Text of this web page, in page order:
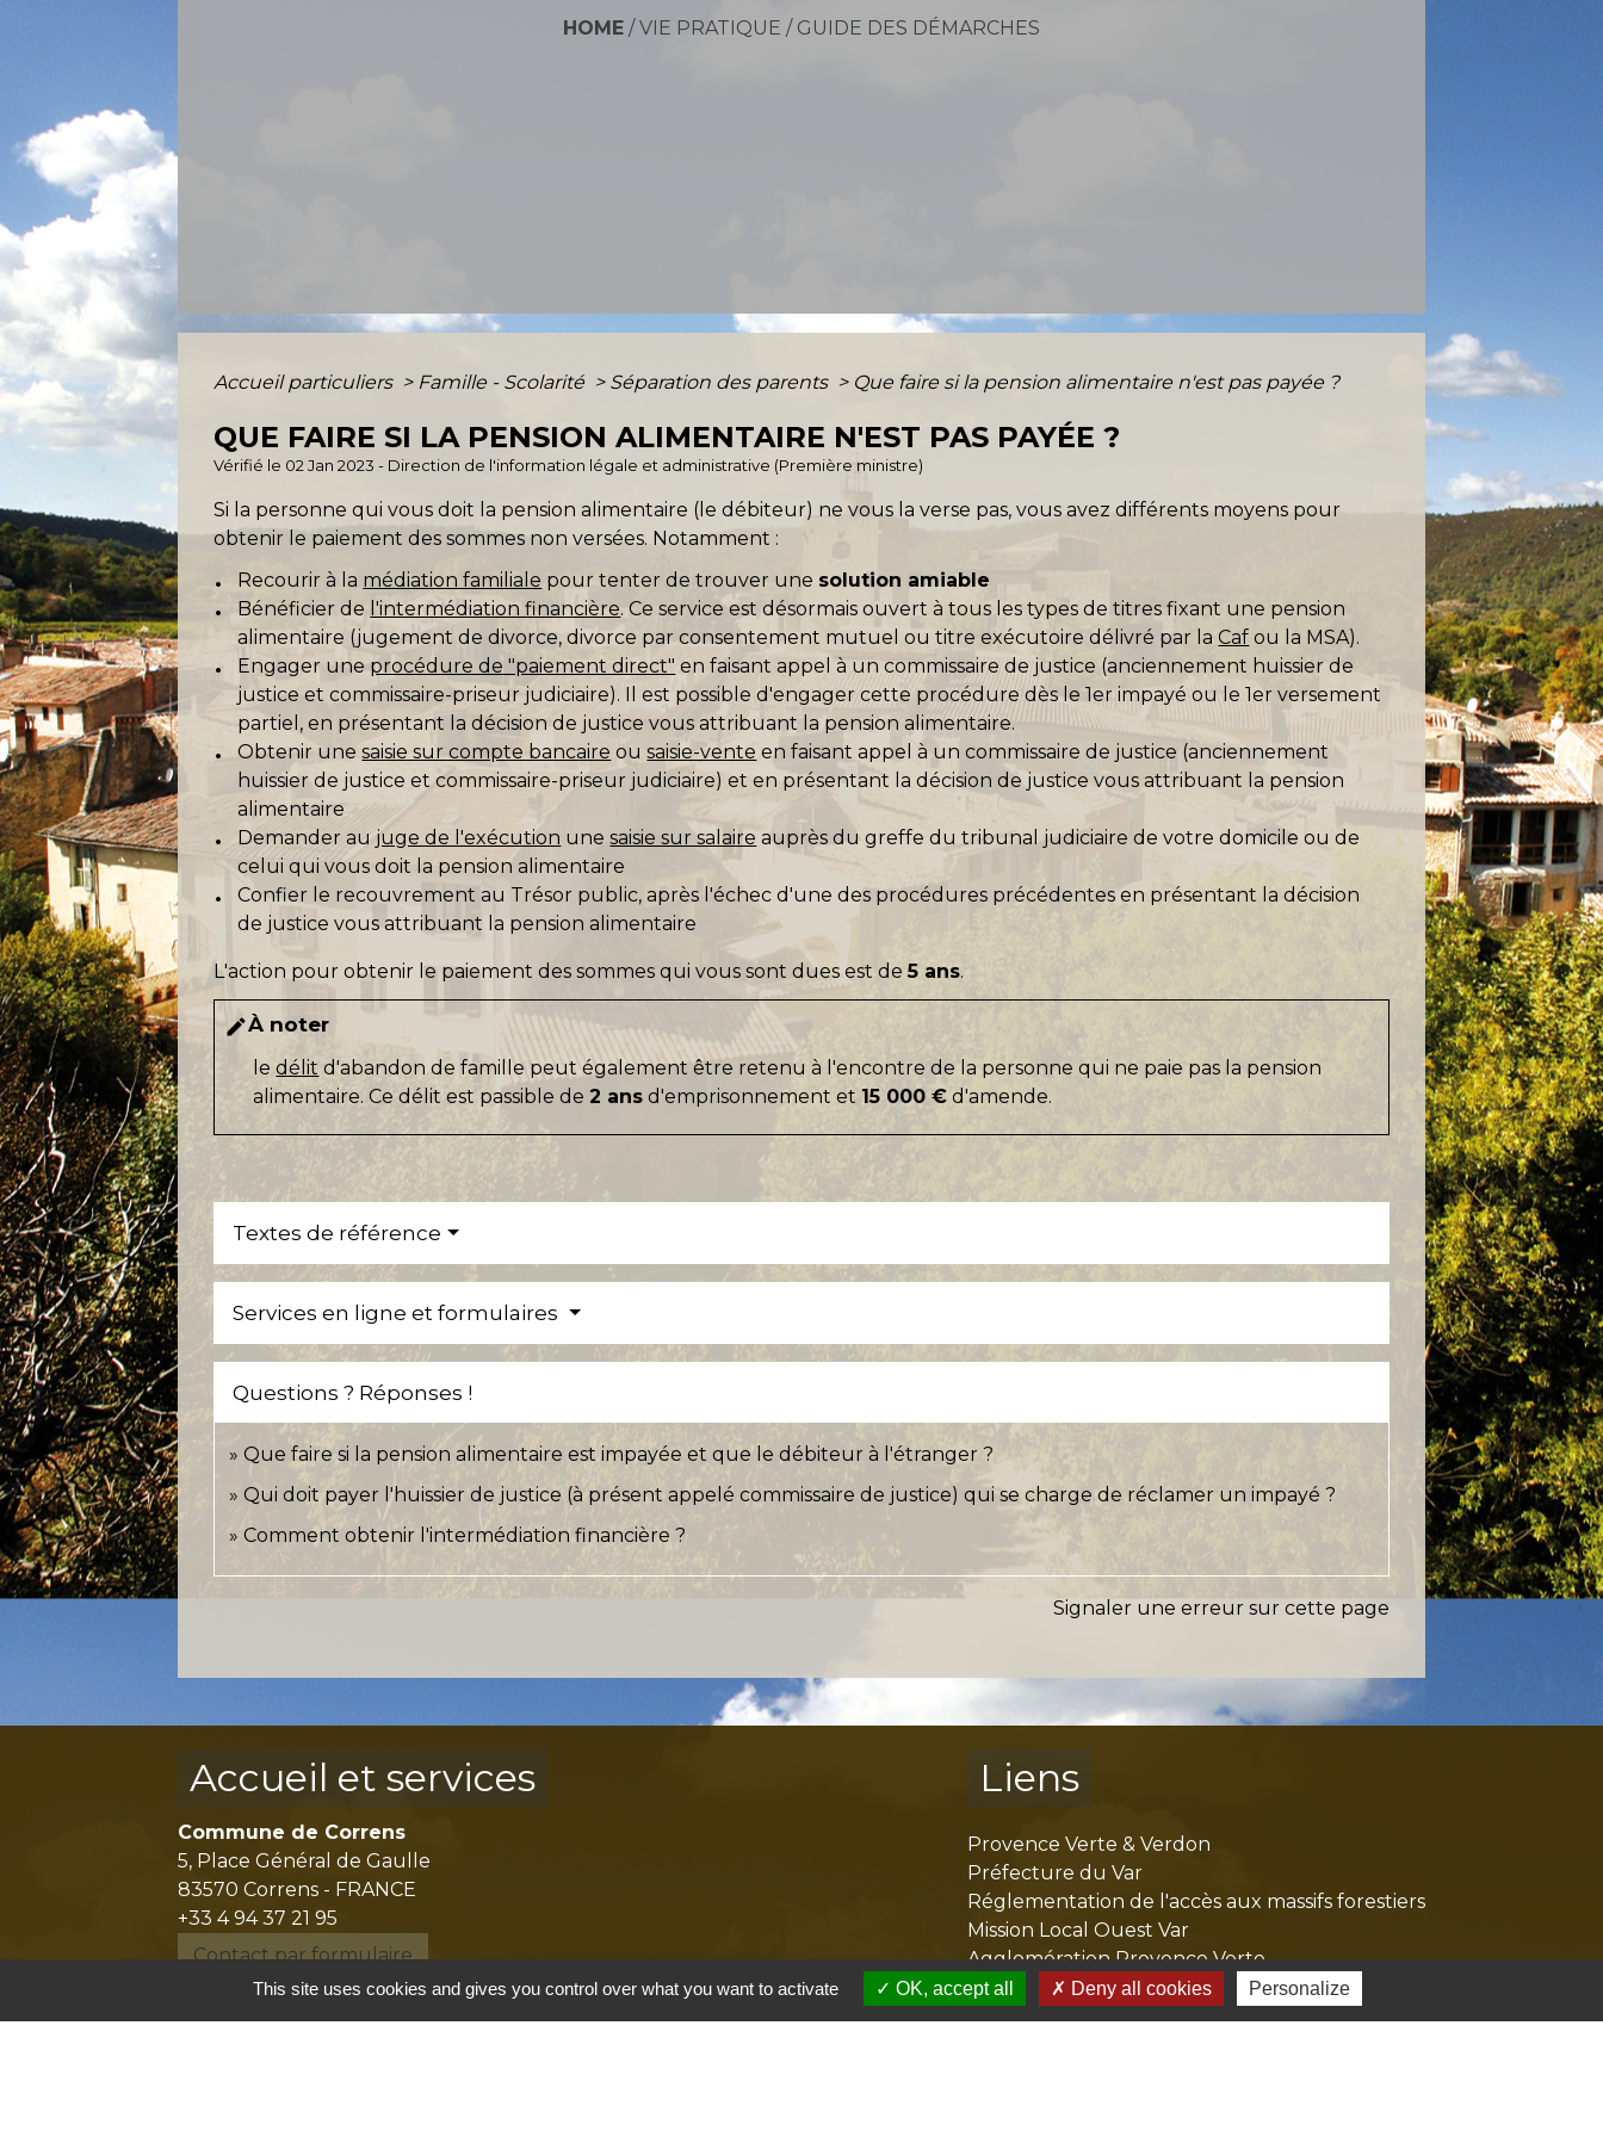
HOME /VIE PRATIQUE / GUIDE DES DÉMARCHES
Accueil particuliers > Famille - Scolarité > Séparation des parents > Que faire si la pension alimentaire n'est pas payée ?
QUE FAIRE SI LA PENSION ALIMENTAIRE N'EST PAS PAYÉE ?
Vérifié le 02 Jan 2023 - Direction de l'information légale et administrative (Première ministre)
Si la personne qui vous doit la pension alimentaire (le débiteur) ne vous la verse pas, vous avez différents moyens pour
obtenir le paiement des sommes non versées. Notamment :
Recourir à la médiation familiale pour tenter de trouver une solution amiable
Bénéficier de l'intermédiation financière. Ce service est désormais ouvert à tous les types de titres fixant une pension
alimentaire (jugement de divorce, divorce par consentement mutuel ou titre exécutoire délivré par laCaf ou la MSA).
Engager une procédure de "paiement direct" en faisant appel à un commissaire de justice (anciennement huissier de
justice et commissaire-priseur judiciaire). Il est possible d'engager cette procédure dès le 1er impayé ou le 1er versement
partiel, en présentant la décision de justice vous attribuant la pension alimentaire.
Obtenir unesaisie sur compte bancaire ousaisie-vente en faisant appel à un commissaire de justice (anciennement
huissier de justice et commissaire-priseur judiciaire) et en présentant la décision de justice vous attribuant la pension
alimentaire
Demander aujuge de l'exécution unesaisie sur salaire auprès du greffe du tribunal judiciaire de votre domicile ou de
celui qui vous doit la pension alimentaire
Confier le recouvrement au Trésor public, après l'échec d'une des procédures précédentes en présentant la décision
de justice vous attribuant la pension alimentaire
L'action pour obtenir le paiement des sommes qui vous sont dues est de5 ans.
editÀ noter
ledélit d'abandon de famille peut également être retenu à l'encontre de la personne qui ne paie pas la pension
alimentaire. Ce délit est passible de2 ans d'emprisonnement et 15 000 € d'amende.
Textes de référence
Services en ligne et formulaires
Questions ? Réponses !
Que faire si la pension alimentaire est impayée et que le débiteur à l'étranger ?
Qui doit payer l'huissier de justice (à présent appelé commissaire de justice) qui se charge de réclamer un impayé ?
Comment obtenir l'intermédiation financière ?
Signaler une erreur sur cette page
Accueil et services
Commune de Correns
5, Place Général de Gaulle
83570 Correns - FRANCE
+33 4 94 37 21 95
Contact par formulaire
Liens
Provence Verte & Verdon
Préfecture du Var
Réglementation de l'accès aux massifs forestiers
Mission Local Ouest Var
Agglomération Provence Verte
This site uses cookies and gives you control over what you want to activate OK, accept all Deny all cookies Personalize